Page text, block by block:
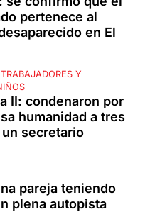
pertenece al
en El
Y
II: condenaron por
humanidad a tres
secretario
pareja teniendo
plena autopista